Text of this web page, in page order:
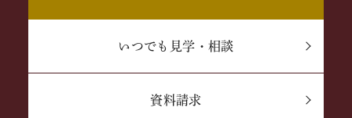
いつでも見学・相談
資料請求